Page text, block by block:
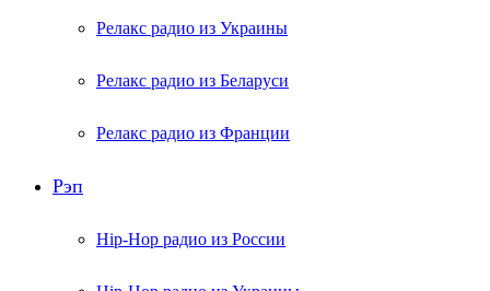
Релакс радио из Украины
Релакс радио из Беларуси
Релакс радио из Франции
Рэп
Hip-Hop радио из России